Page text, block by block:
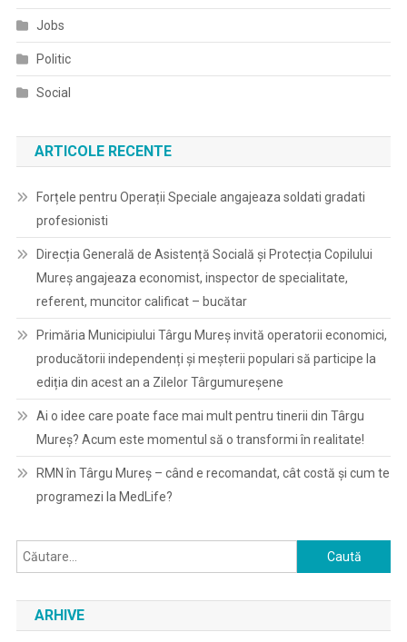
Jobs
Politic
Social
ARTICOLE RECENTE
Forțele pentru Operații Speciale angajeaza soldati gradati
profesionisti
Direcția Generală de Asistență Socială și Protecția Copilului
Mureș angajeaza economist, inspector de specialitate,
referent, muncitor calificat – bucătar
Primăria Municipiului Târgu Mureș invită operatorii economici,
producătorii independenți și meșterii populari să participe la
ediția din acest an a Zilelor Târgumureșene
Ai o idee care poate face mai mult pentru tinerii din Târgu
Mureș? Acum este momentul să o transformi în realitate!
RMN în Târgu Mureș – când e recomandat, cât costă și cum te
programezi la MedLife?
Caută
după:
ARHIVE